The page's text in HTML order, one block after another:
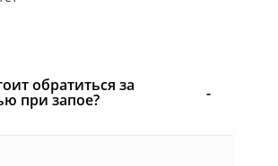
обратиться за
при запое?